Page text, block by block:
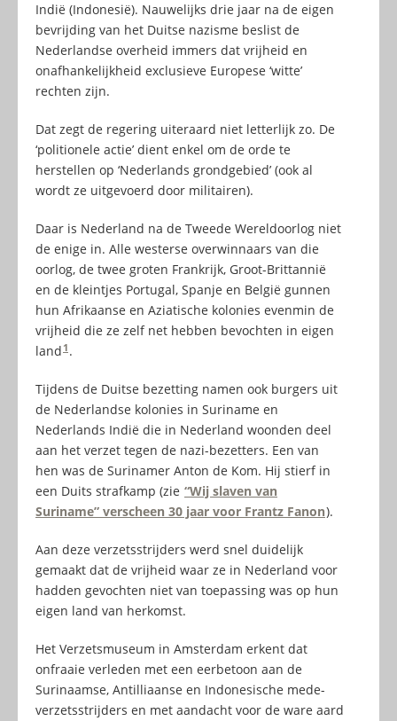
Indië (Indonesië). Nauwelijks drie jaar na de eigen
bevrijding van het Duitse nazisme beslist de
Nederlandse overheid immers dat vrijheid en
onafhankelijkheid exclusieve Europese ‘witte’
rechten zijn.
Dat zegt de regering uiteraard niet letterlijk zo. De
‘politionele actie’ dient enkel om de orde te
herstellen op ‘Nederlands grondgebied’ (ook al
wordt ze uitgevoerd door militairen).
Daar is Nederland na de Tweede Wereldoorlog niet
de enige in. Alle westerse overwinnaars van die
oorlog, de twee groten Frankrijk, Groot-Brittannië
en de kleintjes Portugal, Spanje en België gunnen
hun Afrikaanse en Aziatische kolonies evenmin de
vrijheid die ze zelf net hebben bevochten in eigen
land 1 .
Tijdens de Duitse bezetting namen ook burgers uit
de Nederlandse kolonies in Suriname en
Nederlands Indië die in Nederland woonden deel
aan het verzet tegen de nazi-bezetters. Een van
hen was de Surinamer Anton de Kom. Hij stierf in
een Duits strafkamp (zie “Wij slaven van
Suriname” verscheen 30 jaar voor Frantz Fanon).
Aan deze verzetsstrijders werd snel duidelijk
gemaakt dat de vrijheid waar ze in Nederland voor
hadden gevochten niet van toepassing was op hun
eigen land van herkomst.
Het Verzetsmuseum in Amsterdam erkent dat
onfraaie verleden met een eerbetoon aan de
Surinaamse, Antilliaanse en Indonesische mede-
verzetsstrijders en met aandacht voor de ware aard